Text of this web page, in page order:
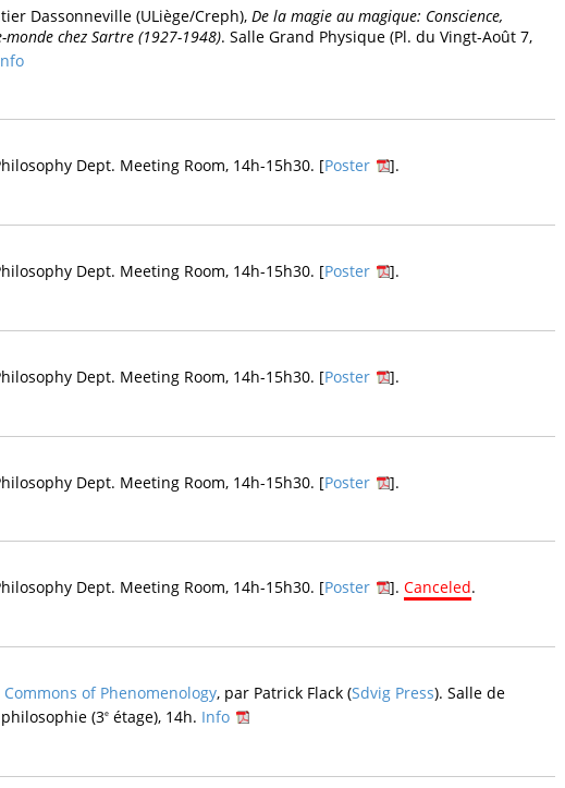
Dassonneville (ULiège/Creph), De la magie au magique: Conscience,
chez Sartre (1927-1948). Salle Grand Physique (Pl. du Vingt-Août 7,
Dept. Meeting Room, 14h-15h30. [Poster ].
Dept. Meeting Room, 14h-15h30. [Poster ].
Dept. Meeting Room, 14h-15h30. [Poster ].
Dept. Meeting Room, 14h-15h30. [Poster ].
Dept. Meeting Room, 14h-15h30. [Poster ]. Canceled.
Commons of Phenomenology, par Patrick Flack (Sdvig Press). Salle de
(3e étage), 14h. Info